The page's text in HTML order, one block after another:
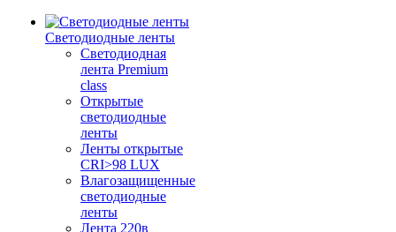
Светодиодные ленты
Светодиодная
лента Premium
class
Открытые
светодиодные
ленты
Ленты открытые
CRI>98 LUX
Влагозащищенные
светодиодные
ленты
Лента 220в